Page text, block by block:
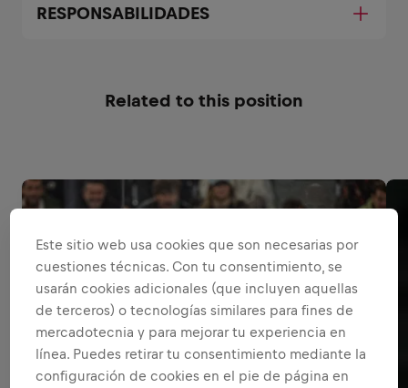
RESPONSABILIDADES
Related to this position
Este sitio web usa cookies que son necesarias por
cuestiones técnicas. Con tu consentimiento, se
usarán cookies adicionales (que incluyen aquellas
de terceros) o tecnologías similares para fines de
mercadotecnia y para mejorar tu experiencia en
línea. Puedes retirar tu consentimiento mediante la
configuración de cookies en el pie de página en